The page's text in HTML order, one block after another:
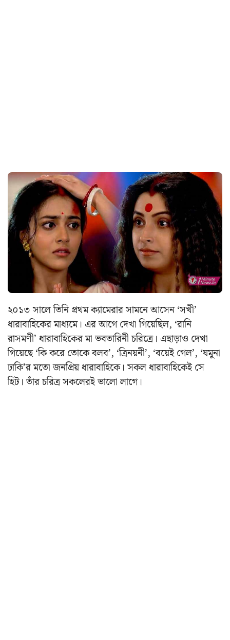
২০১৩ সালে তিনি প্রথম ক্যামেরার সামনে আসেন ‘সখী’
ধারাবাহিকের মাধ্যমে। এর আগে দেখা গিয়েছিল, ‘রানি
রাসমণী’ ধারাবাহিকের মা ভবতারিনী চরিত্রে। এছাড়াও দেখা
গিয়েছে ‘কি করে তোকে বলব’, ‘ত্রিনয়নী’, ‘বয়েই গেল’, ‘যমুনা
ঢাকি’র মতো জনপ্রিয় ধারাবাহিকে। সকল ধারাবাহিকেই সে
হিট। তাঁর চরিত্র সকলেরই ভালো লাগে।